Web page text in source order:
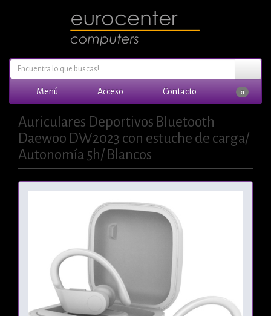
Menú Acceso Contacto 0
Auriculares Deportivos Bluetooth
Daewoo DW2023 con estuche de carga/
Autonomía 5h/ Blancos